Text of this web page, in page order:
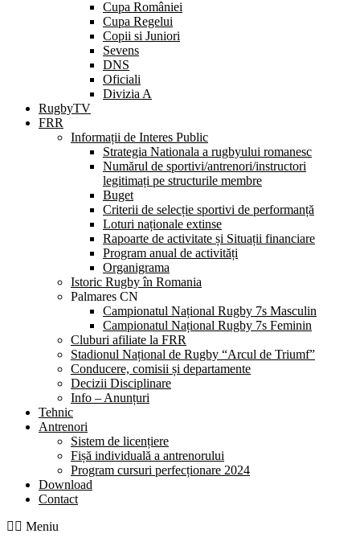
Cupa României
Cupa Regelui
Copii si Juniori
Sevens
DNS
Oficiali
Divizia A
RugbyTV
FRR
Informații de Interes Public
Strategia Nationala a rugbyului romanesc
Numărul de sportivi/antrenori/instructori
legitimați pe structurile membre
Buget
Criterii de selecție sportivi de performanță
Loturi naționale extinse
Rapoarte de activitate și Situații financiare
Program anual de activități
Organigrama
Istoric Rugby în Romania
Palmares CN
Campionatul Național Rugby 7s Masculin
Campionatul Național Rugby 7s Feminin
Cluburi afiliate la FRR
Stadionul Național de Rugby “Arcul de Triumf”
Conducere, comisii și departamente
Decizii Disciplinare
Info – Anunțuri
Tehnic
Antrenori
Sistem de licențiere
Fișă individuală a antrenorului
Program cursuri perfecționare 2024
Download
Contact
Meniu